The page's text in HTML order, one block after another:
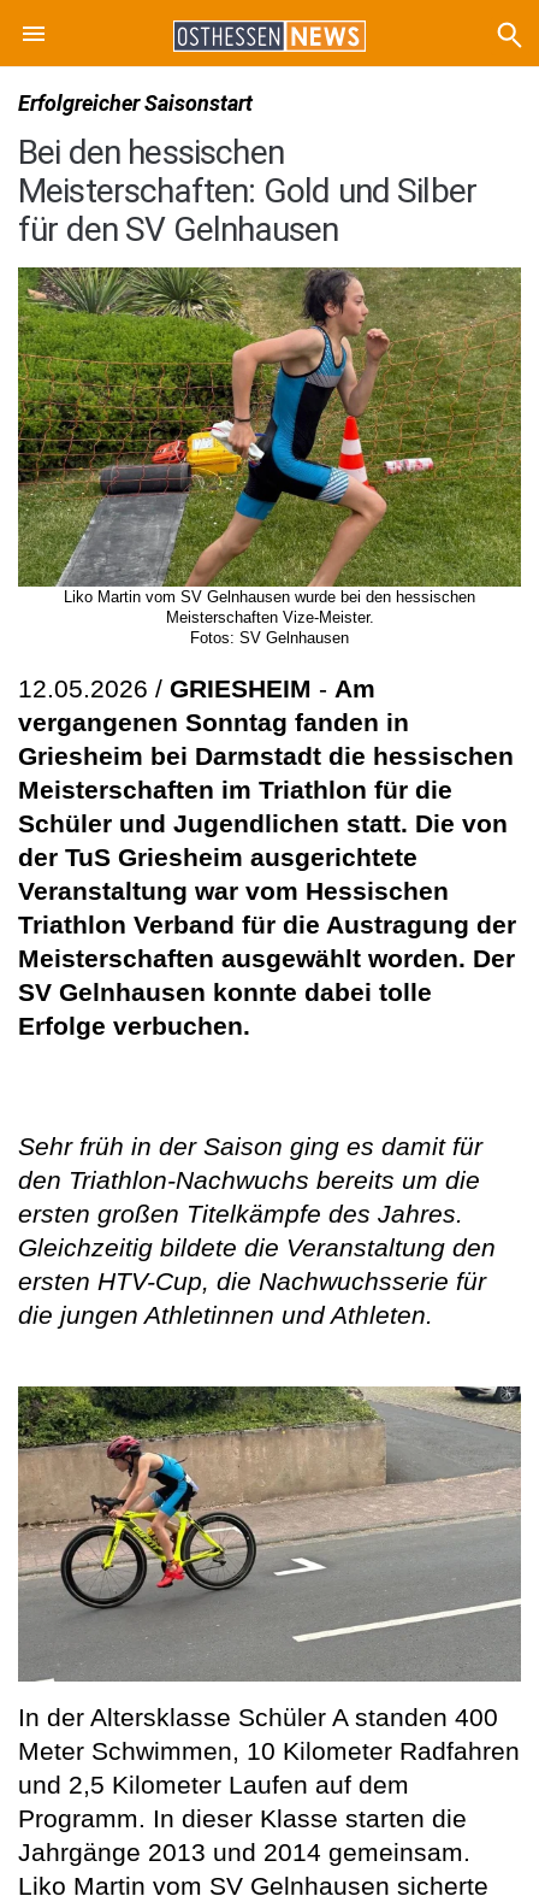
Erfolgreicher Saisonstart
Bei den hessischen
Meisterschaften: Gold und Silber
für den SV Gelnhausen
Liko Martin vom SV Gelnhausen wurde bei den hessischen
Meisterschaften Vize-Meister.
Fotos: SV Gelnhausen
12.05.2026 / GRIESHEIM - Am
vergangenen Sonntag fanden in
Griesheim bei Darmstadt die hessischen
Meisterschaften im Triathlon für die
Schüler und Jugendlichen statt. Die von
der TuS Griesheim ausgerichtete
Veranstaltung war vom Hessischen
Triathlon Verband für die Austragung der
Meisterschaften ausgewählt worden. Der
SV Gelnhausen konnte dabei tolle
Erfolge verbuchen.
Sehr früh in der Saison ging es damit für
den Triathlon-Nachwuchs bereits um die
ersten großen Titelkämpfe des Jahres.
Gleichzeitig bildete die Veranstaltung den
ersten HTV-Cup, die Nachwuchsserie für
die jungen Athletinnen und Athleten.
In der Altersklasse Schüler A standen 400
Meter Schwimmen, 10 Kilometer Radfahren
und 2,5 Kilometer Laufen auf dem
Programm. In dieser Klasse starten die
Jahrgänge 2013 und 2014 gemeinsam.
Liko Martin vom SV Gelnhausen sicherte